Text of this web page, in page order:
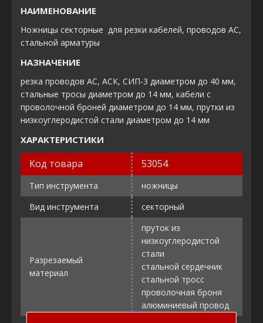
НАИМЕНОВАНИЕ
Ножницы секторные для резки кабелей, проводов АС,
стальной арматуры
НАЗНАЧЕНИЕ
резка проводов АС, АСК, СИП-3 диаметром до 40 мм,
стальные тросы диаметром до 14 мм, кабели с
проволочной броней диаметром до 14 мм, прутки из
низкоуглеродистой стали диаметром до 14 мм
ХАРАКТЕРИСТИКИ
Код товара 53054
Тип инструмента
ножницы
Вид инструмента
секторный
Разрезаемый
материал
пруток из
низкоуглеродистой
стали
стальной сердечник
стальной тросс
проволочная броня
алюминиевый провод